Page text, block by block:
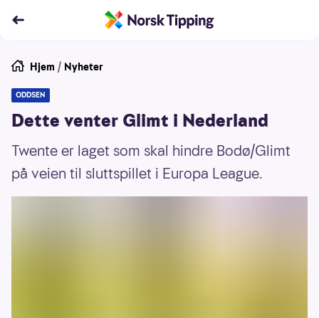
Hjem / Nyheter
ODDSEN
Dette venter Glimt i Nederland
Twente er laget som skal hindre Bodø/Glimt
på veien til sluttspillet i Europa League.